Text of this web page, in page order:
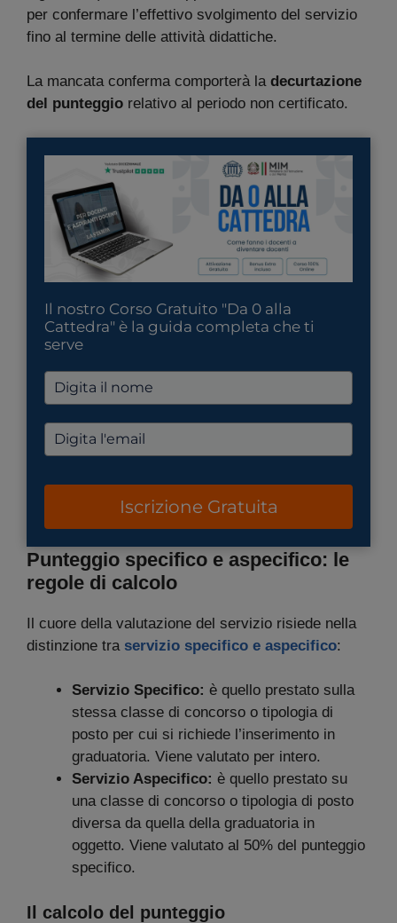
per confermare l’effettivo svolgimento del servizio
fino al termine delle attività didattiche.
La mancata conferma comporterà la decurtazione
del punteggio relativo al periodo non certificato.
Il nostro Corso Gratuito "Da 0 alla
Cattedra" è la guida completa che ti
serve
Iscrizione Gratuita
Punteggio specifico e aspecifico: le
regole di calcolo
Il cuore della valutazione del servizio risiede nella
distinzione tra servizio specifico e aspecifico:
Servizio Specifico: è quello prestato sulla
stessa classe di concorso o tipologia di
posto per cui si richiede l’inserimento in
graduatoria. Viene valutato per intero.
Servizio Aspecifico: è quello prestato su
una classe di concorso o tipologia di posto
diversa da quella della graduatoria in
oggetto. Viene valutato al 50% del punteggio
specifico.
Il calcolo del punteggio